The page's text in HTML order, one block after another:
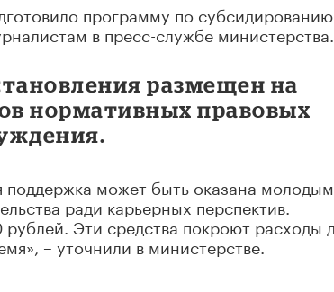
программу по субсидированию
в пресс-службе министерства.
размещен на
нормативных правовых
поддержка может быть оказана молодым
ради карьерных перспектив.
Эти средства покроют расходы
– уточнили в министерстве.